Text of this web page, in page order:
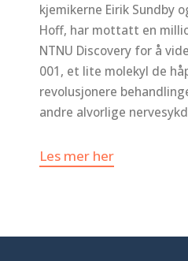
kjemikerne Eirik Sundby
Hoff, har mottatt en
NTNU Discovery for å
001, et lite molekyl de
revolusjonere
andre alvorlige
Les mer her